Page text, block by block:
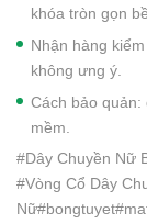
khóa tròn gọn
Nhận hàng
không ưng ý.
Cách bảo
mềm.
#Dây Chuyền Nữ
#Vòng Cổ Dây